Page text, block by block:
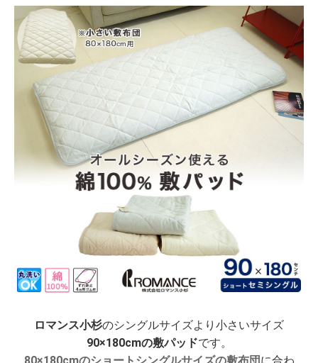
ロマンス小杉のシングルサイズより小さいサイズ
90×180cmの敷パッドです。